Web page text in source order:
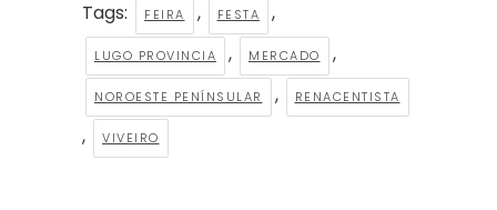
Tags: FEIRA , FESTA ,
LUGO PROVINCIA , MERCADO ,
NOROESTE PENÍNSULAR , RENACENTISTA
, VIVEIRO